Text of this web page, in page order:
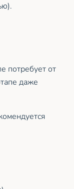
потребует от
даже